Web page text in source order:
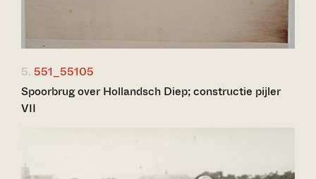
5. 551_55105
Spoorbrug over Hollandsch Diep; constructie pijler
VII